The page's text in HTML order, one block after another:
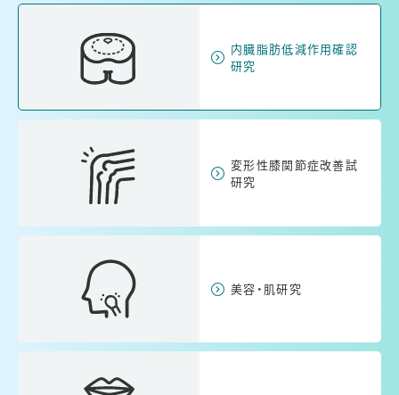
内臓脂肪低減作用確認
研究
変形性膝関節症改善試
研究
美容・肌研究